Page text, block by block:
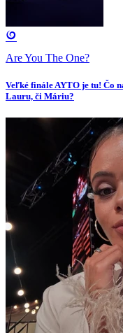
Are You The One?
Veľké finále AYTO je tu! Čo
Lauru, či Máriu?